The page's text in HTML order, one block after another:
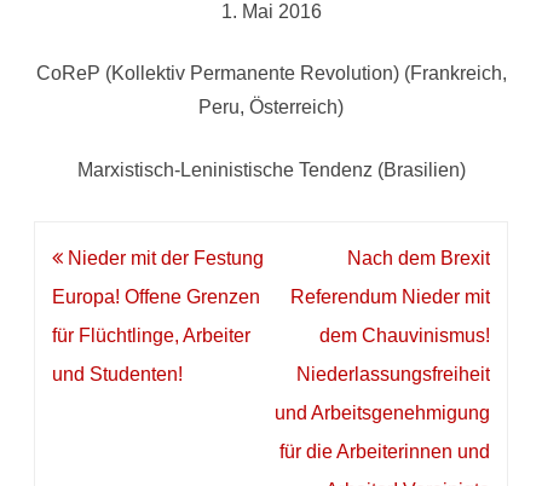
1. Mai 2016
CoReP (Kollektiv Permanente Revolution) (Frankreich,
Peru, Österreich)
Marxistisch-Leninistische Tendenz (Brasilien)
Beitragsnavigation
Nieder mit der Festung
Europa! Offene Grenzen
für Flüchtlinge, Arbeiter
und Studenten!
Nach dem Brexit
Referendum Nieder mit
dem Chauvinismus!
Niederlassungsfreiheit
und Arbeitsgenehmigung
für die Arbeiterinnen und